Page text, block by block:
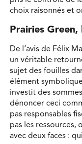
choix raisonnés et
Prairies
De l’avis de Félix
un véritable
sujet des fouilles
élément
investit des
dénoncer ceci
pas responsables
pas les ressources,
avec deux faces :